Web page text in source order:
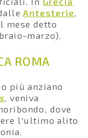
Antesterie,
mese detto
marzo).
ROMA
più anziano
, veniva
dove
l'ultimo alito